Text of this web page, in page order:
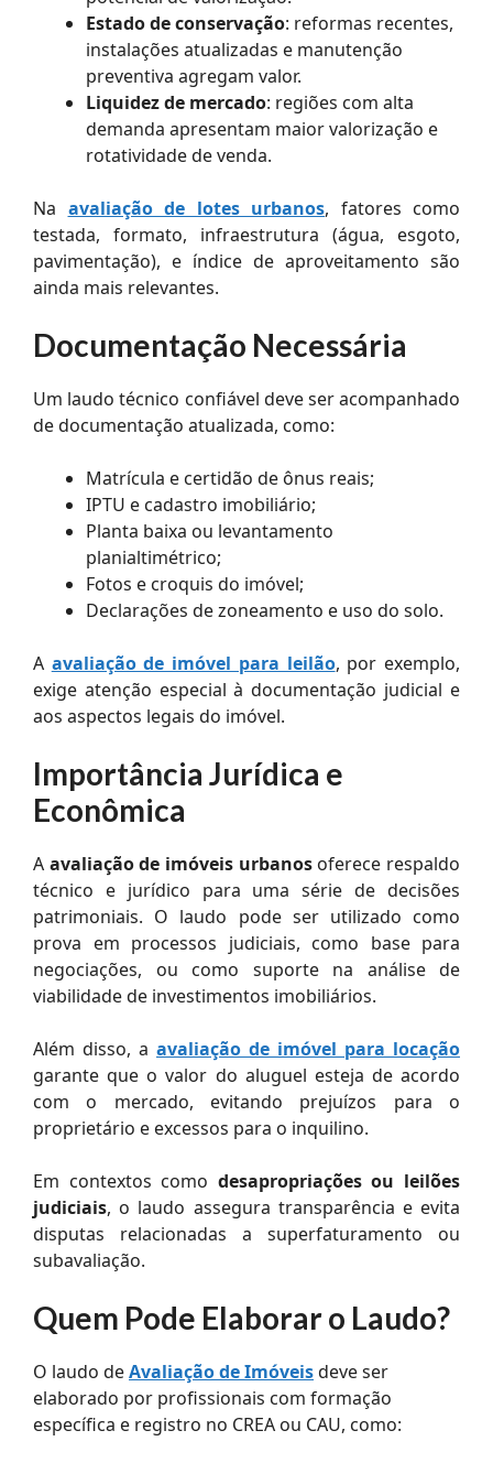
Estado de conservação: reformas recentes,
instalações atualizadas e manutenção
preventiva agregam valor.
Liquidez de mercado: regiões com alta
demanda apresentam maior valorização e
rotatividade de venda.
Na avaliação de lotes urbanos, fatores como
testada, formato, infraestrutura (água, esgoto,
pavimentação), e índice de aproveitamento são
ainda mais relevantes.
Documentação Necessária
Um laudo técnico confiável deve ser acompanhado
de documentação atualizada, como:
Matrícula e certidão de ônus reais;
IPTU e cadastro imobiliário;
Planta baixa ou levantamento
planialtimétrico;
Fotos e croquis do imóvel;
Declarações de zoneamento e uso do solo.
A avaliação de imóvel para leilão, por exemplo,
exige atenção especial à documentação judicial e
aos aspectos legais do imóvel.
Importância Jurídica e
Econômica
A avaliação de imóveis urbanosoferece respaldo
técnico e jurídico para uma série de decisões
patrimoniais. O laudo pode ser utilizado como
prova em processos judiciais, como base para
negociações, ou como suporte na análise de
viabilidade de investimentos imobiliários.
Além disso, a avaliação de imóvel para locação
garante que o valor do aluguel esteja de acordo
com o mercado, evitando prejuízos para o
proprietário e excessos para o inquilino.
Em contextos como desapropriações ou leilões
judiciais, o laudo assegura transparência e evita
disputas relacionadas a superfaturamento ou
subavaliação.
Quem Pode Elaborar o Laudo?
O laudo deAvaliação de Imóveisdeve ser
elaborado por profissionais com formação
específica e registro no CREA ou CAU, como: